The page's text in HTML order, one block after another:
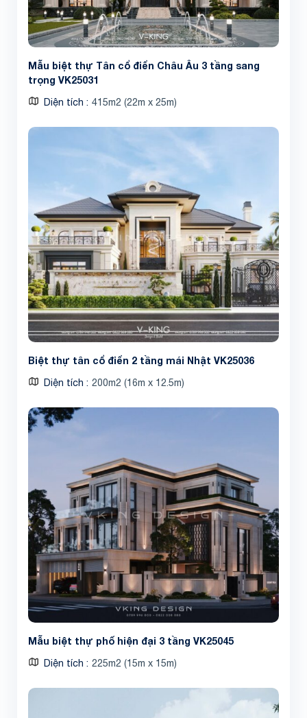
Mẫu biệt thự Tân cổ điển Châu Âu 3 tầng sang
trọng VK25031
Diện tích 415m2 (22m x 25m)
Biệt thự tân cổ điển 2 tầng mái Nhật VK25036
Diện tích 200m2 (16m x 12.5m)
Mẫu biệt thự phố hiện đại 3 tầng VK25045
Diện tích 225m2 (15m x 15m)